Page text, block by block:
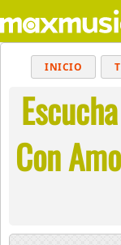
INICIO
BALADAS
Con